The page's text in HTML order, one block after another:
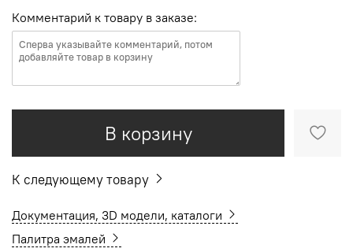
Комментарий к товару в заказе:
В корзину
К следующему товару
Документация, 3D модели, каталоги
Палитра эмалей